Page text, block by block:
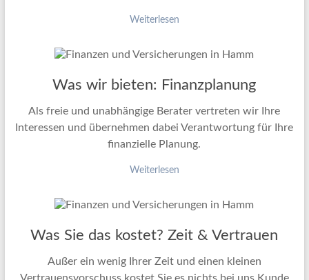
Weiterlesen
Was wir bieten: Finanzplanung
Als freie und unabhängige Berater vertreten wir Ihre
Interessen und übernehmen dabei Verantwortung für Ihre
finanzielle Planung.
Weiterlesen
Was Sie das kostet? Zeit & Vertrauen
Außer ein wenig Ihrer Zeit und einen kleinen